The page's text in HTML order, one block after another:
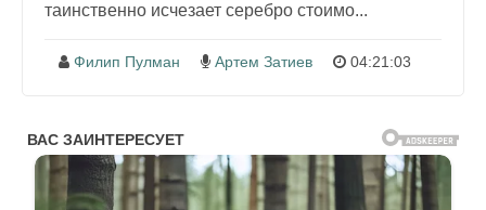
таинственно исчезает серебро стоимо...
Филип Пулман Артем Затиев 04:21:03